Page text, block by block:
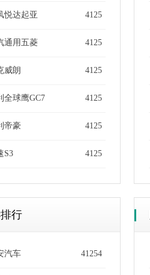
4125
悦达起亚
4125
通用五菱
4125
威朗
4125
全球鹰GC7
4125
帝豪
4125
S3
行
41254
汽车